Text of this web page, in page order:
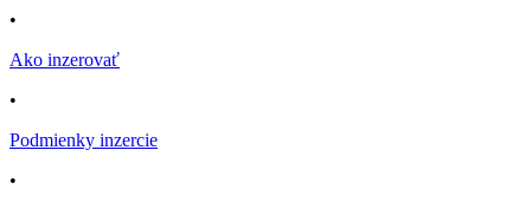
•
Ako inzerovať
•
Podmienky inzercie
•